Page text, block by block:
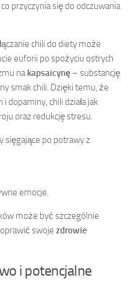
co przyczynia się do odczuwania
chili do diety może
euforii po spożyciu ostrych
na kapsaicynę – substancję
smak chili. Dzięki temu, że
dopaminy, chili działa jak
oraz redukcję stresu.
sięgające po potrawy z
emocje.
może być szczególnie
swoje zdrowie
i potencjalne